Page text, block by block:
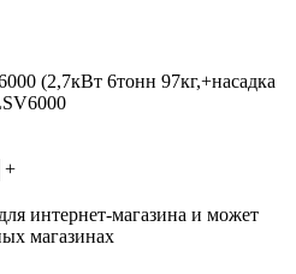
(2,7кВт 6тонн 97кг,+насадка
+
интернет-магазина и может
магазинах